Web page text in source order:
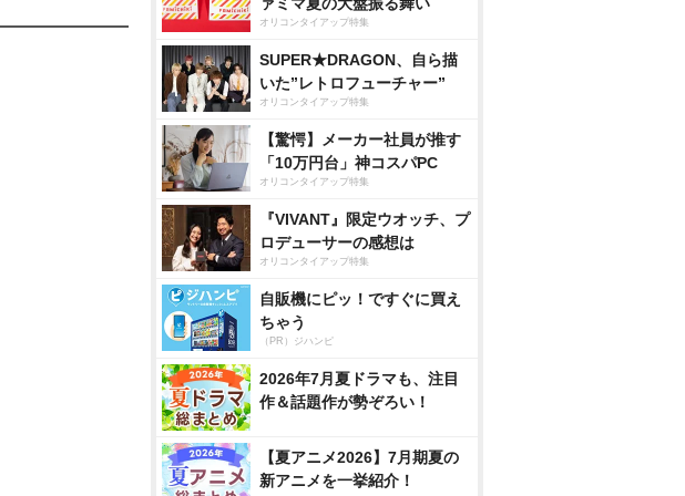
オリコンタイアップ特集
SUPER★DRAGON、自ら描
いた”レトロフューチャー”
オリコンタイアップ特集
【驚愕】メーカー社員が推す
「10万円台」神コスパPC
オリコンタイアップ特集
『VIVANT』限定ウオッチ、プ
ロデューサーの感想は
オリコンタイアップ特集
自販機にピッ！ですぐに買え
ちゃう
（PR）ジハンピ
2026年7月夏ドラマも、注目
作＆話題作が勢ぞろい！
【夏アニメ2026】7月期夏の
新アニメを一挙紹介！